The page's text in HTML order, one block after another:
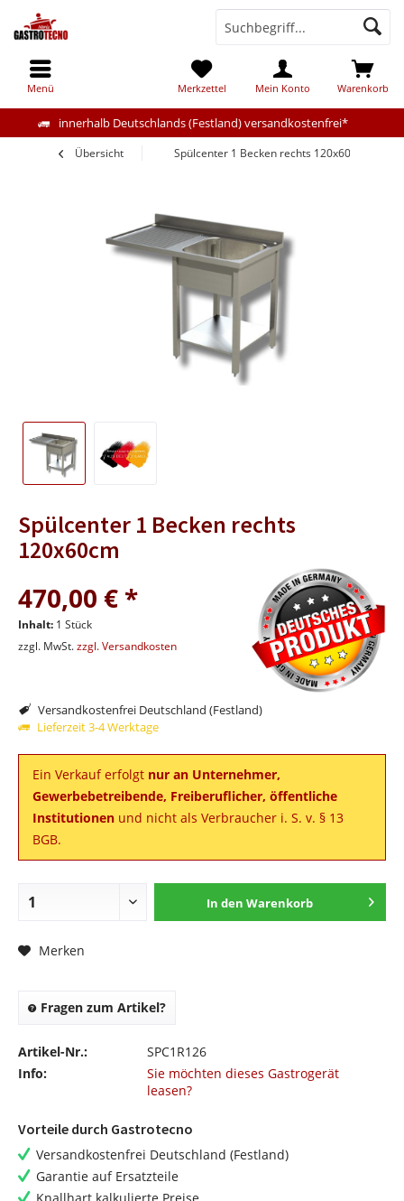
innerhalb Deutschlands (Festland) versandkostenfrei*
Warenkorb
Merkzettel Mein Konto
Menü
Übersicht Spülcenter 1 Becken rechts 120x60cm
Spülcenter 1 Becken rechts
120x60cm
470,00 € *
Inhalt: 1 Stück
zzgl. MwSt.zzgl. Versandkosten
Versandkostenfrei Deutschland (Festland)
Lieferzeit 3-4 Werktage
Ein Verkauf erfolgt nur an Unternehmer,
Gewerbebetreibende, Freiberuflicher, öffentliche
Institutionen und nicht als Verbraucher i. S. v. § 13
BGB.
In den Warenkorb
Merken
Fragen zum Artikel?
Artikel-Nr.:
SPC1R126
Info:
Sie möchten dieses Gastrogerät
leasen?
Vorteile durch Gastrotecno
Versandkostenfrei Deutschland (Festland)
Garantie auf Ersatzteile